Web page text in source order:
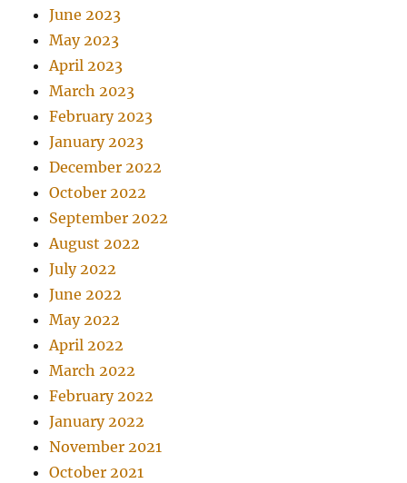
June 2023
May 2023
April 2023
March 2023
February 2023
January 2023
December 2022
October 2022
September 2022
August 2022
July 2022
June 2022
May 2022
April 2022
March 2022
February 2022
January 2022
November 2021
October 2021